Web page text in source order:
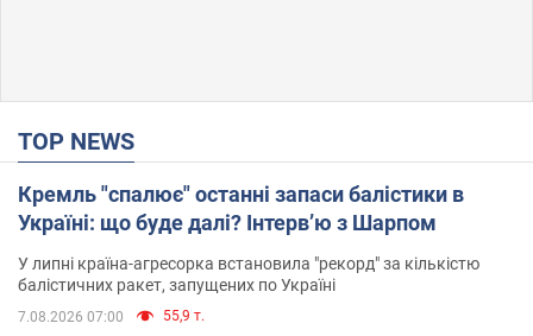
TOP NEWS
Кремль "спалює" останні запаси балістики в
Україні: що буде далі? Інтерв’ю з Шарпом
У липні країна-агресорка встановила "рекорд" за кількістю
балістичних ракет, запущених по Україні
7.08.2026 07:00 55,9 т.